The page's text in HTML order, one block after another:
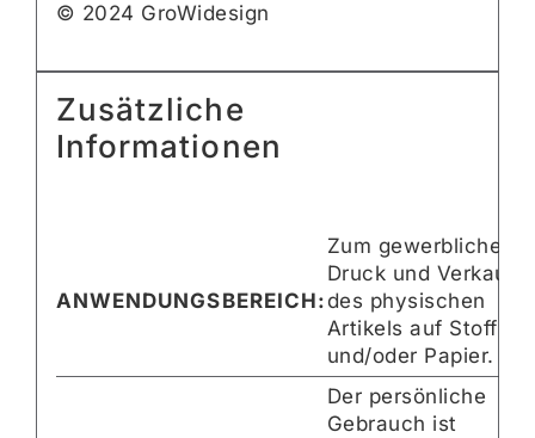
© 2024 GroWidesign
Zusätzliche
Informationen
ANWENDUNGSBEREICH:
Zum gewerblichen
Druck und Verkauf
des physischen
Artikels auf Stoff
und/oder Papier.
Der persönliche
Gebrauch ist